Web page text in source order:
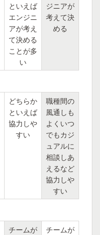
といえば
エンジニ
アが考え
て決める
ことが多
い
ジニアが
考えて決
める
どちらか
といえば
協力しや
すい
職種間の
風通しも
よくいつ
でもカジ
ュアルに
相談しあ
えるなど
協力しや
すい
チームが
チームが